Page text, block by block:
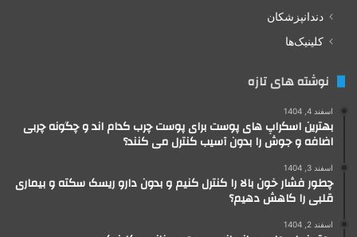
دندانپزشکان
کلینیک‌ها
نوشته های تازه
اسفند 4, 1404
بهترین اسکراپ های پوست برای پوست چرب کدام اند و چگونه چربی
اضافه و جوش را بدون آسیب کنترل می کنند؟
اسفند 3, 1404
چطور فشار خون بالا را کنترل کنیم و بدون دارو ریسک سکته و بیماری
قلبی را کاهش دهیم؟
اسفند 2, 1404